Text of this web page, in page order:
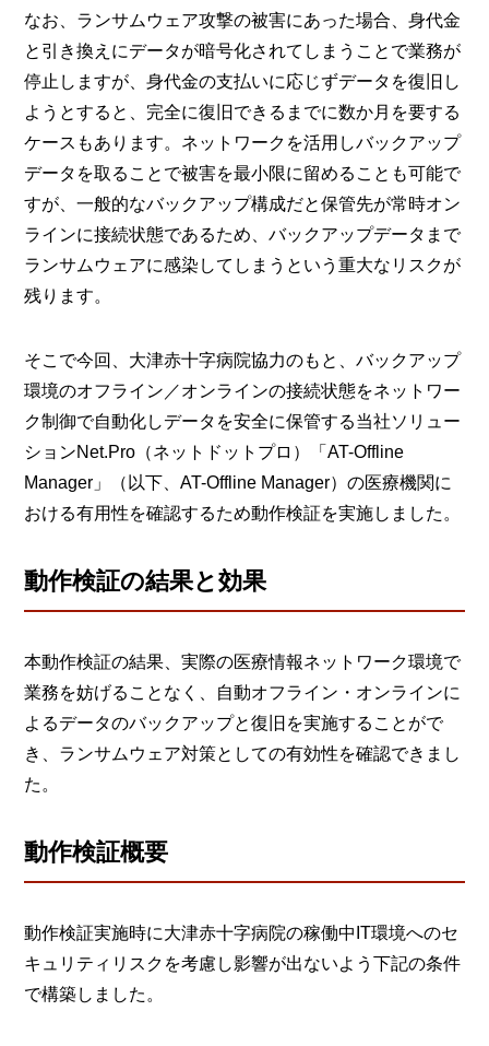
なお、ランサムウェア攻撃の被害にあった場合、身代金
と引き換えにデータが暗号化されてしまうことで業務が
停止しますが、身代金の支払いに応じずデータを復旧し
ようとすると、完全に復旧できるまでに数か月を要する
ケースもあります。ネットワークを活用しバックアップ
データを取ることで被害を最小限に留めることも可能で
すが、一般的なバックアップ構成だと保管先が常時オン
ラインに接続状態であるため、バックアップデータまで
ランサムウェアに感染してしまうという重大なリスクが
残ります。
そこで今回、大津赤十字病院協力のもと、バックアップ
環境のオフライン／オンラインの接続状態をネットワー
ク制御で自動化しデータを安全に保管する当社ソリュー
ションNet.Pro（ネットドットプロ）「AT-Offline
Manager」（以下、AT-Offline Manager）の医療機関に
おける有用性を確認するため動作検証を実施しました。
動作検証の結果と効果
本動作検証の結果、実際の医療情報ネットワーク環境で
業務を妨げることなく、自動オフライン・オンラインに
よるデータのバックアップと復旧を実施することがで
き、ランサムウェア対策としての有効性を確認できまし
た。
動作検証概要
動作検証実施時に大津赤十字病院の稼働中IT環境へのセ
キュリティリスクを考慮し影響が出ないよう下記の条件
で構築しました。